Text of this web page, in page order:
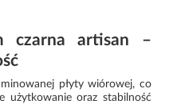
czarna artisan –
płyty wiórowej, co
użytkowanie oraz stabilność